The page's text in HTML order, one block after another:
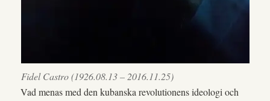
Fidel Castro (1926.08.13 – 2016.11.25)
Vad menas med den kubanska revolutionens ideologi och